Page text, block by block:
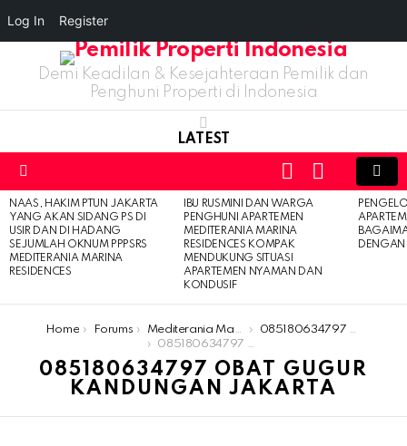
Demi Keadilan & Kesejahteraan Pemilik dan
Penghuni Properti di Indonesia
LATEST
SWITCH
SKIN
LOGIN
LATEST
STORIES
NAAS, HAKIM PTUN JAKARTA
YANG AKAN SIDANG PS DI
USIR DAN DI HADANG
SEJUMLAH OKNUM PPPSRS
MEDITERANIA MARINA
RESIDENCES
IBU RUSMINI DAN WARGA
PENGHUNI APARTEMEN
MEDITERANIA MARINA
RESIDENCES KOMPAK
MENDUKUNG SITUASI
APARTEMEN NYAMAN DAN
KONDUSIF
DENGAN
You are here:
Home Forums Mediterania Marina Residences
085180634797 obat gugur kandungan jakarta
085180634797 obat gugur kandungan jakarta
085180634797 OBAT GUGUR
KANDUNGAN JAKARTA
Log In Register